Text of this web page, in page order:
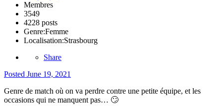
Membres
3549
4228 posts
Genre:Femme
Localisation:Strasbourg
Share
Posted June 19, 2021
Genre de match où on va perdre contre une petite équipe, et les
occasions qui ne manquent pas… 🙄